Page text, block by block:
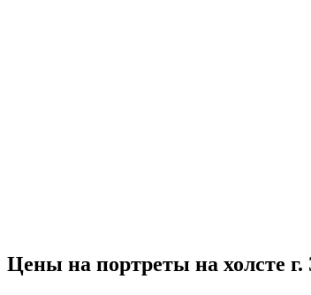
Цены на портреты на холсте г.